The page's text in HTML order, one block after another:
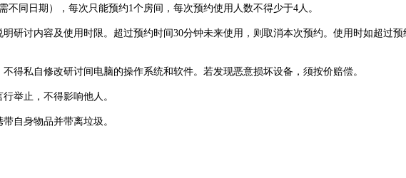
同日期），每次只能预约1个房间，每次预约使用人数不得少于4人。
讨内容及使用时限。超过预约时间30分钟未来使用，则取消本次预约。使用时如超过
私自修改研讨间电脑的操作系统和软件。若发现恶意损坏设备，须按价赔偿。
举止，不得影响他人。
自身物品并带离垃圾。